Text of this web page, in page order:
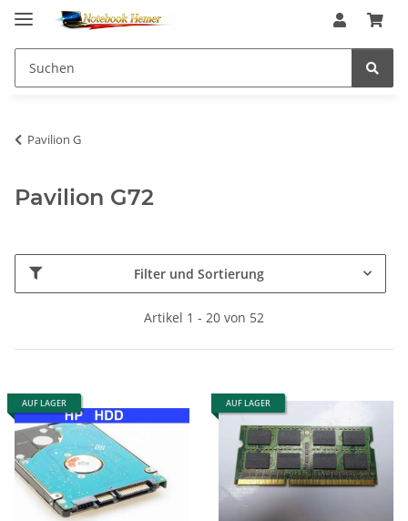
Pavilion G
Pavilion G72
Filter und Sortierung
Artikel 1 - 20 von 52
AUF LAGER AUF LAGER